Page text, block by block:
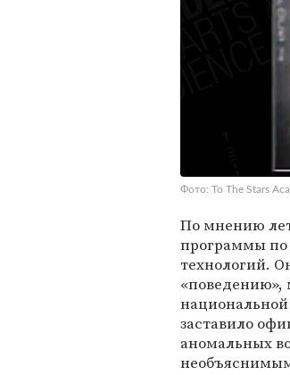
Фото: To The Stars
По мнению
программы по
технологий.
«поведению»,
национальной
заставило
аномальных